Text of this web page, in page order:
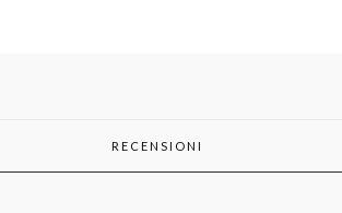
RECENSIONI